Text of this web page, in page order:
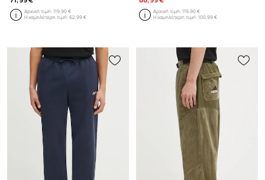
Αρχική τιμή:119,90 €
Η χαμηλότερη τιμή:62,99 €
Αρχική τιμή:119,90 €
Η χαμηλότερη τιμή:100,99 €